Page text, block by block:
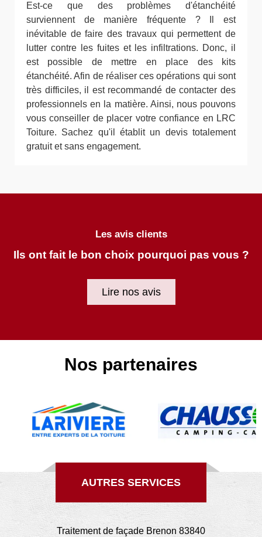
Est-ce que des problèmes d'étanchéité
surviennent de manière fréquente ? Il est
inévitable de faire des travaux qui permettent de
lutter contre les fuites et les infiltrations. Donc, il
est possible de mettre en place des kits
étanchéité. Afin de réaliser ces opérations qui sont
très difficiles, il est recommandé de contacter des
professionnels en la matière. Ainsi, nous pouvons
vous conseiller de placer votre confiance en LRC
Toiture. Sachez qu'il établit un devis totalement
gratuit et sans engagement.
Les avis clients
Ils ont fait le bon choix pourquoi pas vous ?
Lire nos avis
Nos partenaires
AUTRES SERVICES
Traitement de façade Brenon 83840